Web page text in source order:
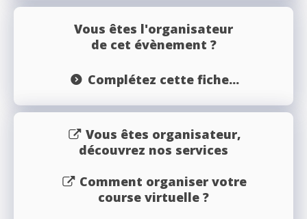
Vous êtes l'organisateur
de cet évènement ?
Complétez cette fiche...
Vous êtes organisateur,
découvrez nos services
Comment organiser votre
course virtuelle ?